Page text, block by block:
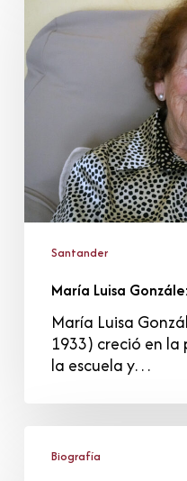
González
Ortiz
Santander
María Luisa
María Luisa
1933) creció en
la escuela y…
Biografía